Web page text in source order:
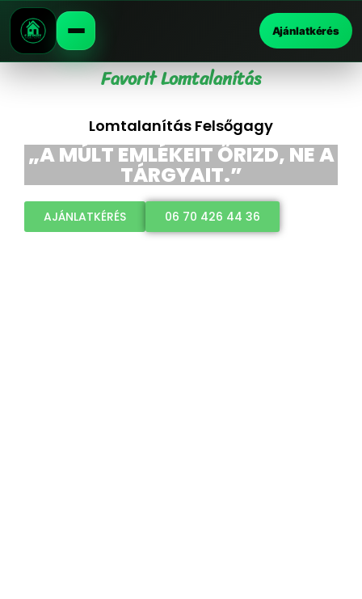
Ajánlatkérés
Favorit Lomtalanítás
Lomtalanítás Felsőgagy
„A MÚLT EMLÉKEIT ŐRIZD, NE A
TÁRGYAIT.”
AJÁNLATKÉRÉS 06 70 426 44 36